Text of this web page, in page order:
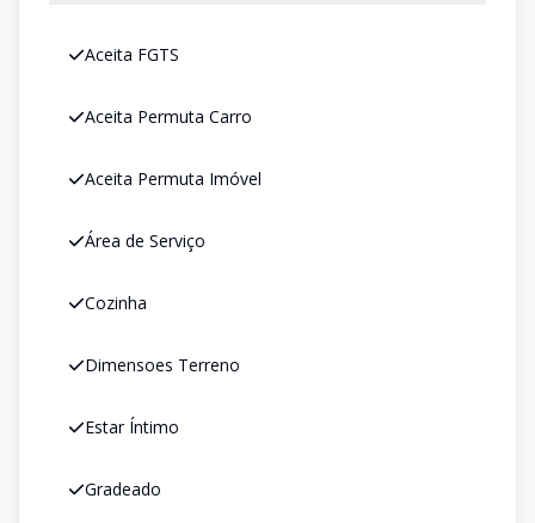
Aceita FGTS
Aceita Permuta Carro
Aceita Permuta Imóvel
Área de Serviço
Cozinha
Dimensoes Terreno
Estar Íntimo
Gradeado